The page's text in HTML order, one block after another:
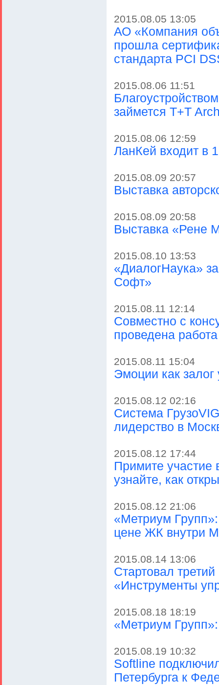
2015.08.05 13:05
АО «Компания
прошла
стандарта PCI
2015.08.06 11:51
займется T+T
2015.08.06 12:59
ЛанКей входит в
2015.08.09 20:57
Выставка
2015.08.09 20:58
Выставка «Рене
2015.08.10 13:53
«ДиалогНаука»
Софт»
2015.08.11 12:14
Совместно с
проведена
2015.08.11 15:04
Эмоции как залог
2015.08.12 02:16
Система
лидерство в
2015.08.12 17:44
Примите участие
узнайте, как
2015.08.12 21:06
«Метриум
цене ЖК внутри
2015.08.14 13:06
Стартовал третий
«Инструменты
2015.08.18 18:19
«Метриум
2015.08.19 10:32
Softline
Петербурга к